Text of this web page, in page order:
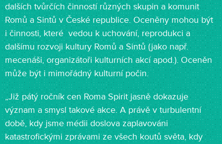
dalších tvůrčích činností různých skupin a komunit
Romů a Sintů v České republice. Oceněny mohou být
i činnosti, které vedou k uchování, reprodukci a
dalšímu rozvoji kultury Romů a Sintů (jako např.
mecenáši, organizátoři kulturních akcí apod.). Oceněn
může být i mimořádný kulturní počin.
„Již pátý ročník cen Roma Spirit jasně dokazuje
význam a smysl takové akce. A právě v turbulentní
době, kdy jsme médii doslova zaplavováni
katastrofickými zprávami ze všech koutů světa, kdy